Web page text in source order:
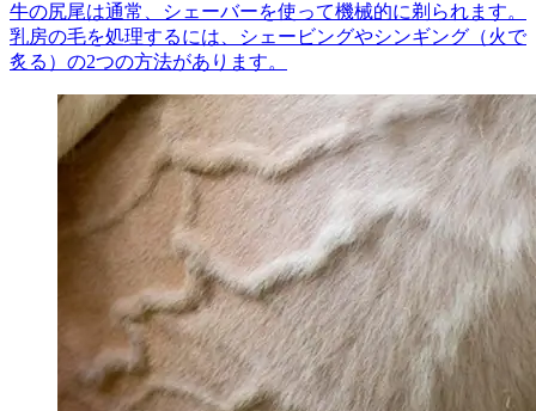
牛の尻尾は通常、シェーバーを使って機械的に剃られます。
乳房の毛を処理するには、シェービングやシンギング（火で
炙る）の2つの方法があります。